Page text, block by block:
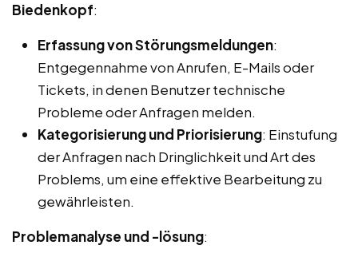
Biedenkopf:
Erfassung von Störungsmeldungen:
Entgegennahme von Anrufen, E-Mails oder
Tickets, in denen Benutzer technische
Probleme oder Anfragen melden.
Kategorisierung und Priorisierung: Einstufung
der Anfragen nach Dringlichkeit und Art des
Problems, um eine effektive Bearbeitung zu
gewährleisten.
Problemanalyse und -lösung: